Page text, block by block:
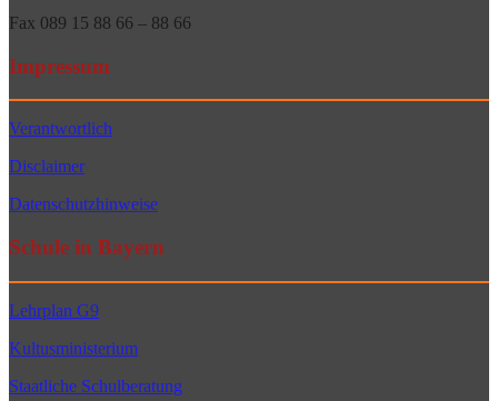
Fax 089 15 88 66 – 88 66
Impressum
Verantwortlich
Disclaimer
Datenschutzhinweise
Schule in Bayern
Lehrplan G9
Kultusministerium
Staatliche Schulberatung